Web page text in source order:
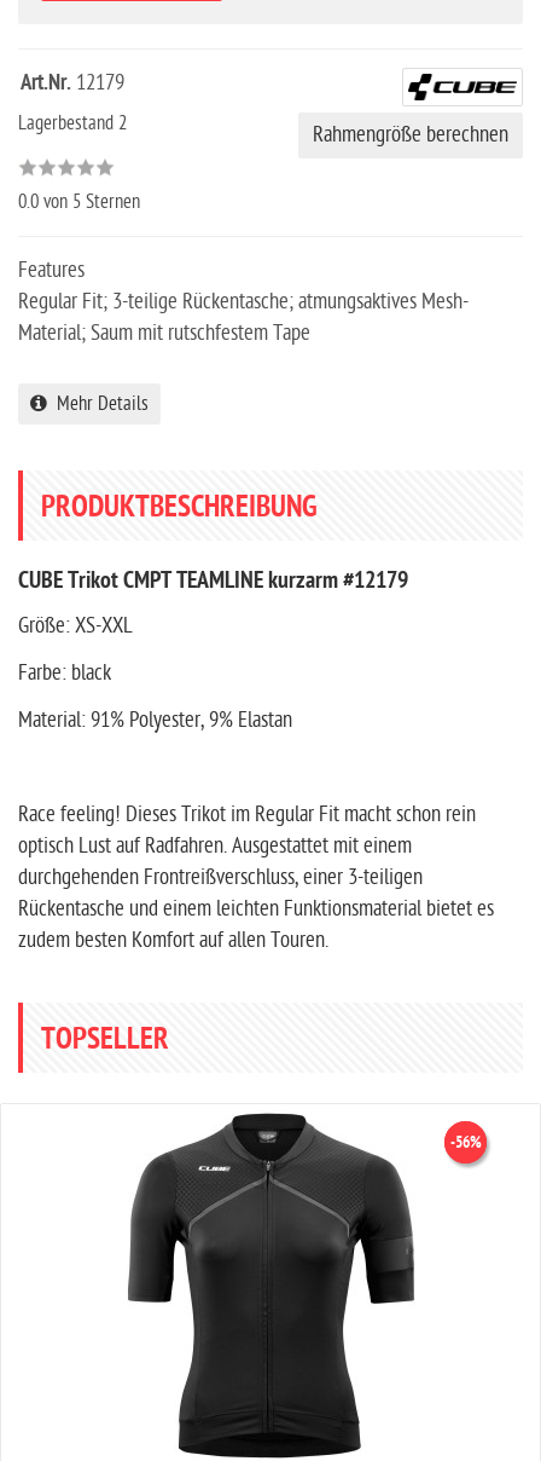
Art.Nr. 12179
Lagerbestand 2
0.0 von 5 Sternen
Rahmengröße berechnen
Features
Regular Fit; 3-teilige Rückentasche; atmungsaktives Mesh-
Material; Saum mit rutschfestem Tape
Mehr Details
PRODUKTBESCHREIBUNG
CUBE Trikot CMPT TEAMLINE kurzarm #12179
Größe: XS-XXL
Farbe: black
Material: 91% Polyester, 9% Elastan
Race feeling! Dieses Trikot im Regular Fit macht schon rein
optisch Lust auf Radfahren. Ausgestattet mit einem
durchgehenden Frontreißverschluss, einer 3-teiligen
Rückentasche und einem leichten Funktionsmaterial bietet es
zudem besten Komfort auf allen Touren.
TOPSELLER
-51%
-56%